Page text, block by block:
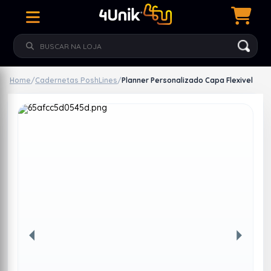
Home/Cadernetas PoshLines/Planner Personalizado Capa Flexivel